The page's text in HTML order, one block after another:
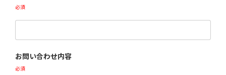
必須
お問い合わせ内容
必須